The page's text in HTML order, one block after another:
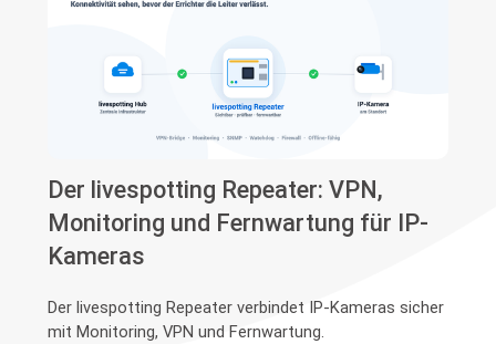
Der livespotting Repeater: VPN,
Monitoring und Fernwartung für IP-
Kameras
Der livespotting Repeater verbindet IP-Kameras sicher
mit Monitoring, VPN und Fernwartung.